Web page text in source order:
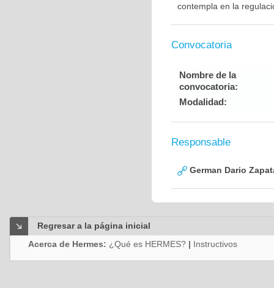
contempla en la
Convocatoria
Nombre de la
convocatoria:
Modalidad:
Responsable
German Dario
Regresar a la página inicial
Acerca de Hermes: ¿Qué es HERMES? | Instructivos